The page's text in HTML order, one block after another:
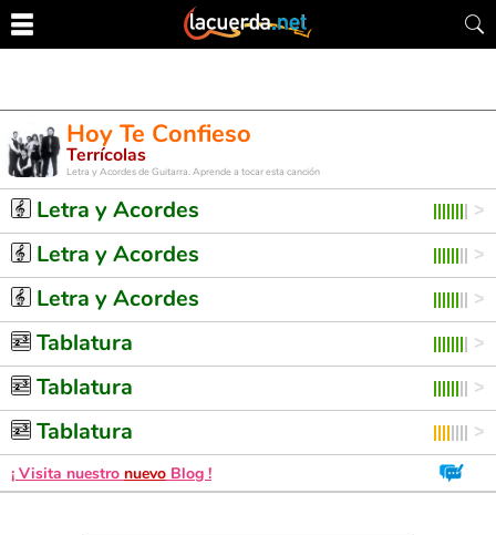
Hoy Te Confieso
Terrícolas
Letra y Acordes de Guitarra. Aprende a tocar esta canción
Letra y Acordes
Letra y Acordes
Letra y Acordes
Tablatura
Tablatura
Tablatura
¡ Visita nuestro nuevo Blog !